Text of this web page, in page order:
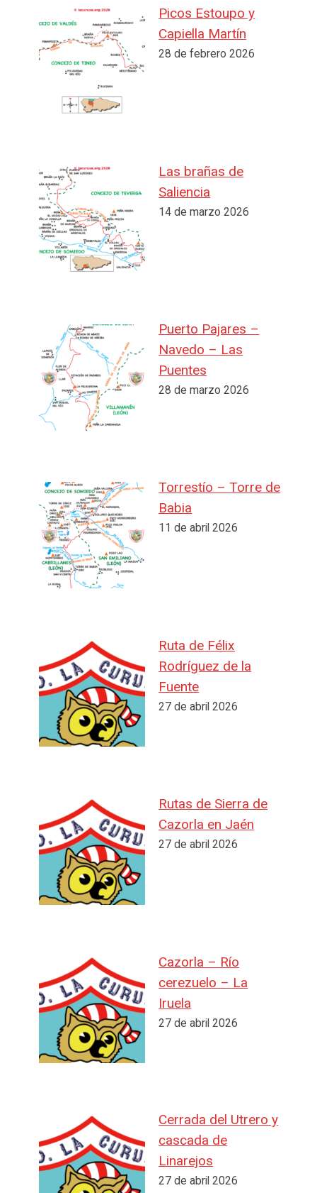
Picos Estoupo y
Capiella Martín
28 de febrero 2026
Las brañas de
Saliencia
14 de marzo 2026
Puerto Pajares –
Navedo – Las
Puentes
28 de marzo 2026
Torrestío – Torre de
Babia
11 de abril 2026
Ruta de Félix
Rodríguez de la
Fuente
27 de abril 2026
Rutas de Sierra de
Cazorla en Jaén
27 de abril 2026
Cazorla – Río
cerezuelo – La
Iruela
27 de abril 2026
Cerrada del Utrero y
cascada de
Linarejos
27 de abril 2026